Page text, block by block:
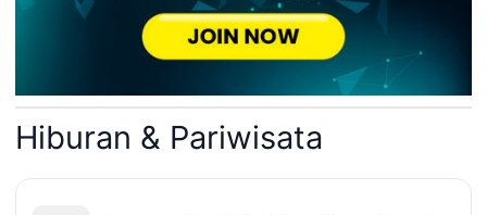
Hiburan & Pariwisata